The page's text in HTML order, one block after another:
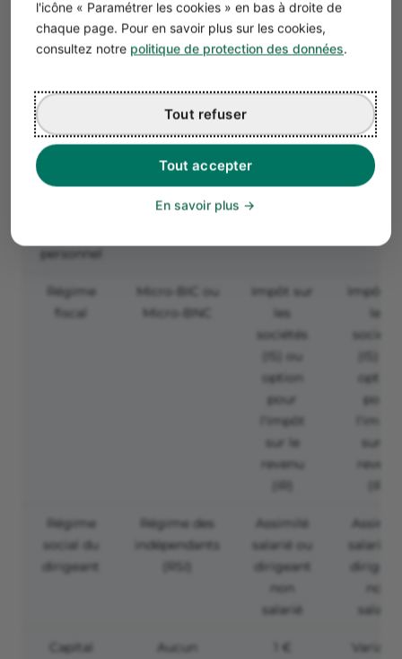
l'icône « Paramétrer les cookies » en bas à droite de
chaque page. Pour en savoir plus sur les cookies,
consultez notre politique de protection des données.
Tout accepter
Tout refuser
En savoir plus
création
que la
micro-
moins
la SAS
Protection
personnel
Illimitée
Limitée
Limitée
apports
Régime
fiscal
Micro-BIC ou
Micro-BNC
Impôt sur
les
sociétés
(IS) ou
option
pour
l'impôt
sur le
revenu
Impôt
les
option
pour
l'impôt
sur le
revenu
Régime
social du
dirigeant
Régime des
indépendants
Assimilé
salarié ou
dirigeant
non
salarié
salarié
non
salarié
Capital
Aucun
1 €